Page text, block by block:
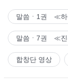
말씀ㆍ1권 ≪하
말씀ㆍ7권 ≪진
합창단 영상